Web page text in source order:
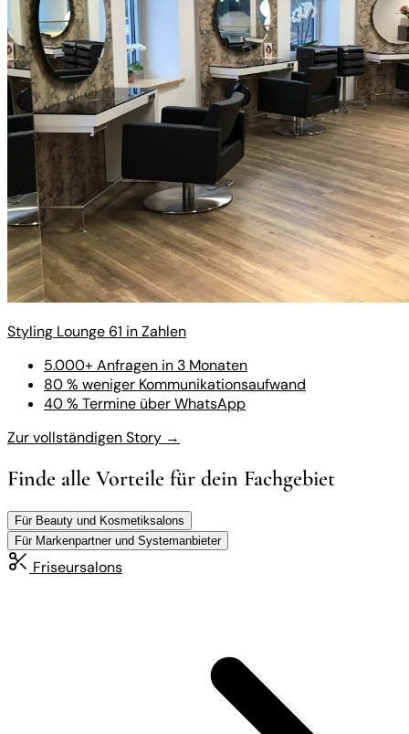
Styling Lounge 61 in Zahlen
5.000+ Anfragen in 3 Monaten
80 % weniger Kommunikationsaufwand
40 % Termine über WhatsApp
Zur vollständigen Story →
Finde alle Vorteile für dein Fachgebiet
Für Beauty und Kosmetiksalons
Für Markenpartner und Systemanbieter
Friseursalons